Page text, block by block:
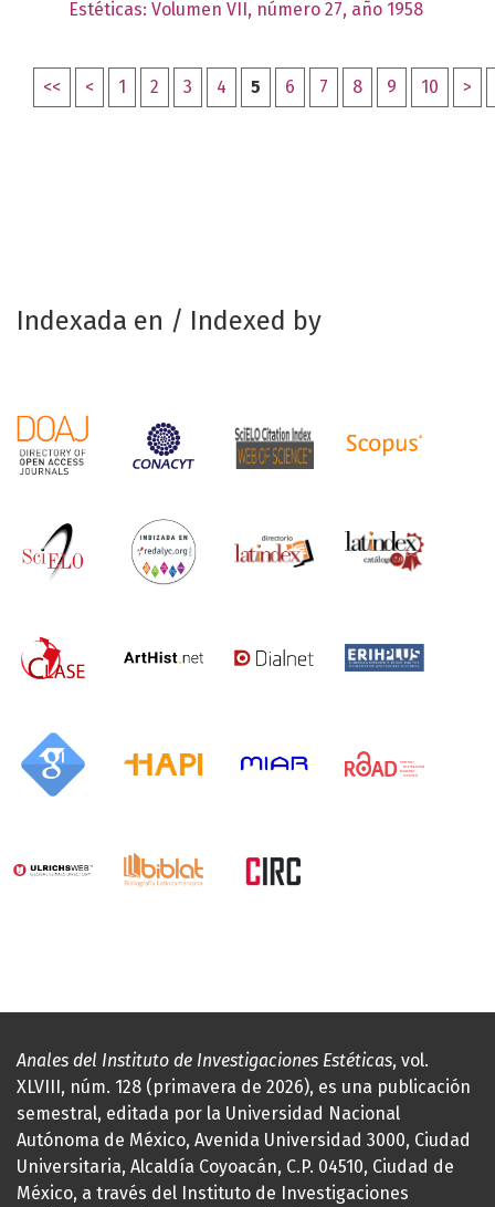
Estéticas: Volumen VII, número 27, año 1958
<< < 1 2 3 4 5 6 7 8 9 10 >
Indexada en / Indexed by
Anales del Instituto de Investigaciones Estéticas, vol.
XLVIII, núm. 128 (primavera de 2026), es una publicación
semestral, editada por la Universidad Nacional
Autónoma de México, Avenida Universidad 3000, Ciudad
Universitaria, Alcaldía Coyoacán, C.P. 04510, Ciudad de
México, a través del Instituto de Investigaciones